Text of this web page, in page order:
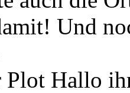
Und
Plot Hallo